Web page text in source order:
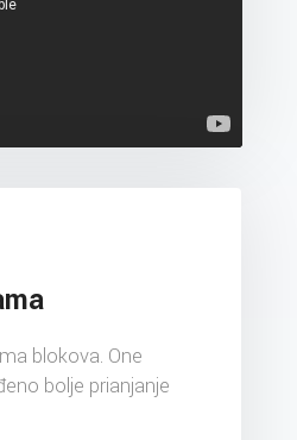
blokova. One
bolje prianjanje